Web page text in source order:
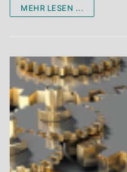
MEHR LESEN ...